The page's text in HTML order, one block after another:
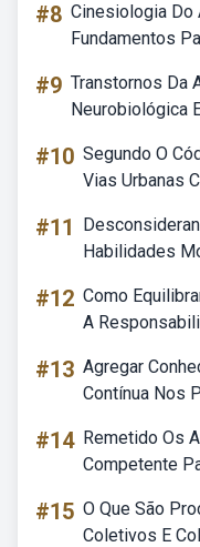
#8 Cinesiologia Do
Fundamentos
#9 Transtornos Da
Neurobiológica
#10 Segundo O
Vias Urbanas
#11
Habilidades
#12 Como
A
#13 Agregar
Contínua Nos
#14 Remetido Os
Competente
#15 O Que São
Coletivos E